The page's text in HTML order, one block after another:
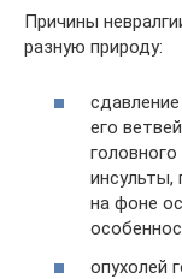
Причины
разную природу:
его
инсульты,
на фоне
опухолей